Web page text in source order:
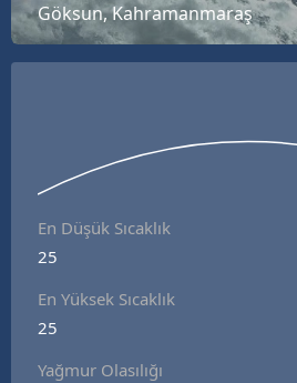
Göksun, Kahramanmaraş
En Düşük Sıcaklık
25
En Yüksek Sıcaklık
25
Yağmur Olasılığı